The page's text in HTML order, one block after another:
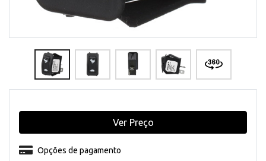
Opções de pagamento
Ver Preço